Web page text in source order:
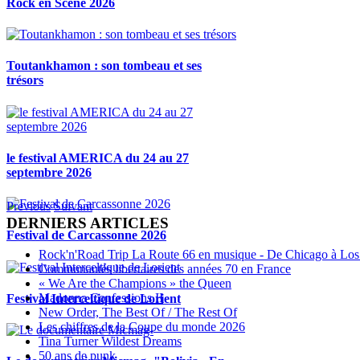
Toutankhamon : son tombeau et ses
trésors
le festival AMERICA du 24 au 27
septembre 2026
Festival de Carcassonne 2026
Festival Interceltique de Lorient
Previous Suivant
DERNIERS ARTICLES
Rock'n'Road Trip La Route 66 en musique - De Chicago à
Communautés libertaires des années 70 en France
« We Are the Champions » the Queen
Madonna Confessions II
New Order, The Best Of / The Rest Of
Les chiffres de la Coupe du monde 2026
Tina Turner Wildest Dreams
50 ans de punk